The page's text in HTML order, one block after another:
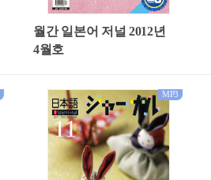
월간 일본어 저널 2012년
4월호
MP3